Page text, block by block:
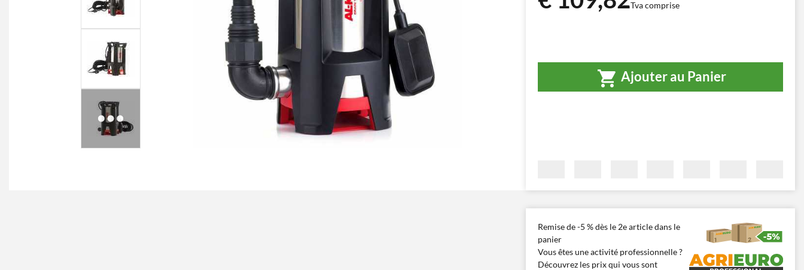
Tva comprise
Ajouter au Panier
Remise de -5 % dès le 2e article dans le
panier
Vous êtes une activité professionnelle ?
Découvrez les prix qui vous sont